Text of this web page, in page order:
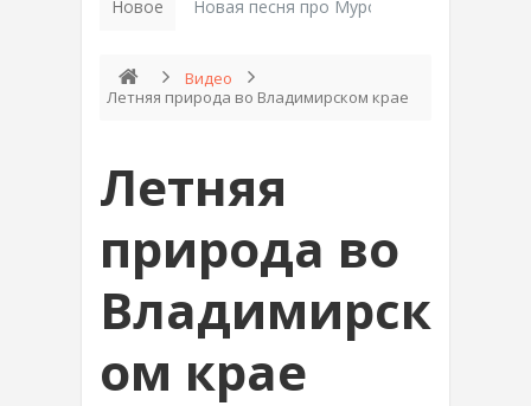
Новое Новая песня про Муром: «Былинный
Видео
Летняя природа во Владимирском крае
Летняя
природа во
Владимирск
ом крае